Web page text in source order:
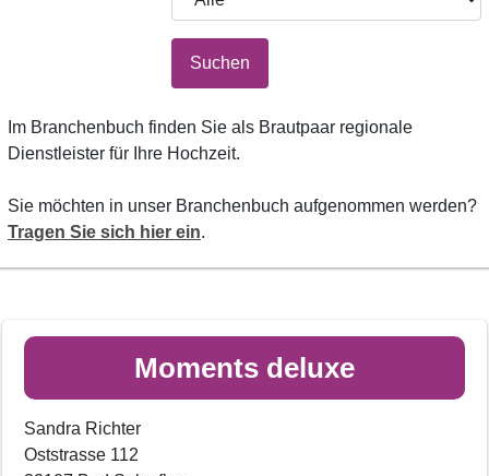
Suchen
Im Branchenbuch finden Sie als Brautpaar regionale
Dienstleister für Ihre Hochzeit.
Sie möchten in unser Branchenbuch aufgenommen werden?
Tragen Sie sich hier ein.
Moments deluxe
Sandra Richter
Oststrasse 112